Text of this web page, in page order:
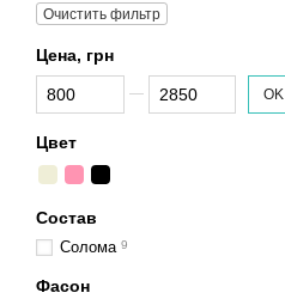
Очистить фильтр
Цена, грн
От Цена, грн
До Цена, грн OK
Цвет
Состав
Солома 9
Фасон